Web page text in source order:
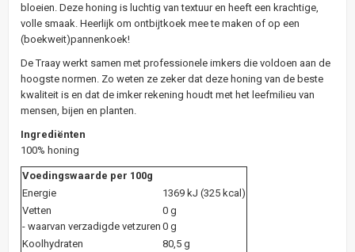
bloeien. Deze honing is luchtig van textuur en heeft een krachtige,
volle smaak. Heerlijk om ontbijtkoek mee te maken of op een
(boekweit)pannenkoek!
De Traay werkt samen met professionele imkers die voldoen aan de
hoogste normen. Zo weten ze zeker dat deze honing van de beste
kwaliteit is en dat de imker rekening houdt met het leefmilieu van
mensen, bijen en planten.
Ingrediënten
100% honing
Voedingswaarde per 100g
Energie
1369 kJ (325 kcal)
Vetten
- waarvan verzadigde vetzuren
0 g
0 g
Koolhydraten
80,5 g